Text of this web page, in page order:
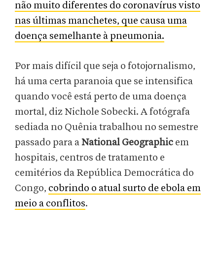
não muito diferentes do coronavírus visto
nas últimas manchetes, que causa uma
doença semelhante à pneumonia.
Por mais difícil que seja o fotojornalismo,
há uma certa paranoia que se intensifica
quando você está perto de uma doença
mortal, diz Nichole Sobecki. A fotógrafa
sediada no Quênia trabalhou no semestre
passado para a National Geographic em
hospitais, centros de tratamento e
cemitérios da República Democrática do
Congo, cobrindo o atual surto de ebola em
meio a conflitos.